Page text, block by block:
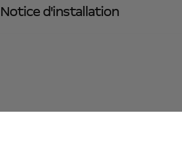
Notice d'installation